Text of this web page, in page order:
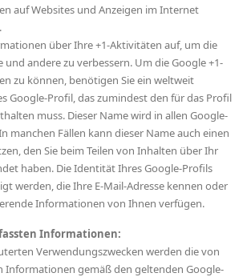
auf Websites und Anzeigen im Internet
über Ihre +1-Aktivitäten auf, um die
und andere zu verbessern. Um die Google +1-
zu können, benötigen Sie ein weltweit
Google-Profil, das zumindest den für das Profil
muss. Dieser Name wird in allen Google-
manchen Fällen kann dieser Name auch einen
den Sie beim Teilen von Inhalten über Ihr
haben. Die Identität Ihres Google-Profils
werden, die Ihre E-Mail-Adresse kennen oder
Informationen von Ihnen verfügen.
Informationen:
Verwendungszwecken werden die von
Informationen gemäß den geltenden Google-